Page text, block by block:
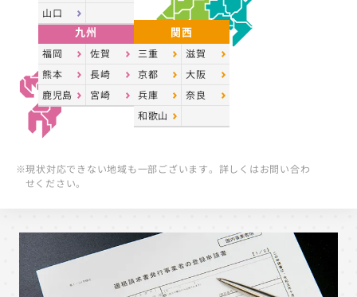
関西
三重
滋賀
京都
大阪
兵庫
奈良
和歌山
山口
九州
福岡
佐賀
熊本
長崎
鹿児島
宮崎
※現状対応できない地域も一部ございます。詳しくはお問い合わ
せください。